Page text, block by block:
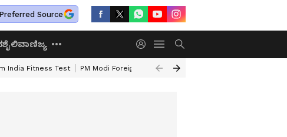
Source
ವಾಣಿಜ್ಯ
India Fitness Test PM Modi Foreign Travel Expenditure